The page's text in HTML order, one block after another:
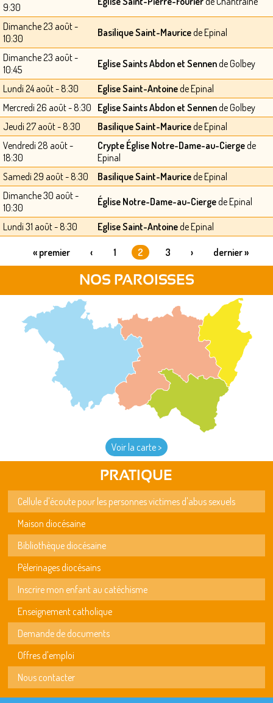
9:30
Dimanche 23 août -
10:30
Basilique Saint-Mauricede Epinal
Dimanche 23 août -
10:45
Eglise Saints Abdon et Sennende Golbey
Lundi 24 août - 8:30 Eglise Saint-Antoinede Epinal
Mercredi 26 août - 8:30 Eglise Saints Abdon et Sennende Golbey
Jeudi 27 août - 8:30
Basilique Saint-Mauricede Epinal
Vendredi 28 août -
18:30
Crypte Église Notre-Dame-au-Ciergede
Epinal
Samedi 29 août - 8:30
Basilique Saint-Mauricede Epinal
Dimanche 30 août -
10:30
Église Notre-Dame-au-Ciergede Epinal
Lundi 31 août - 8:30 Eglise Saint-Antoinede Epinal
PAGES
« premier ‹ 1 2 3 › dernier »
NOS PAROISSES
Voir la carte >
PRATIQUE
Cellule d'écoute pour les personnes victimes d'abus sexuels
Maison diocésaine
Bibliothèque diocésaine
Pèlerinages diocésains
Inscrire mon enfant au catéchisme
Enseignement catholique
Demande de documents
Offres d'emploi
Nous contacter